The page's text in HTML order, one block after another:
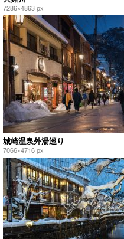
7286×4863 px
城崎温泉外湯巡り
7066×4716 px